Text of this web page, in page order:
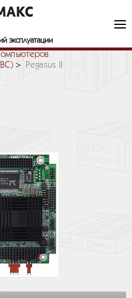
эксплуатации
Pegasus II